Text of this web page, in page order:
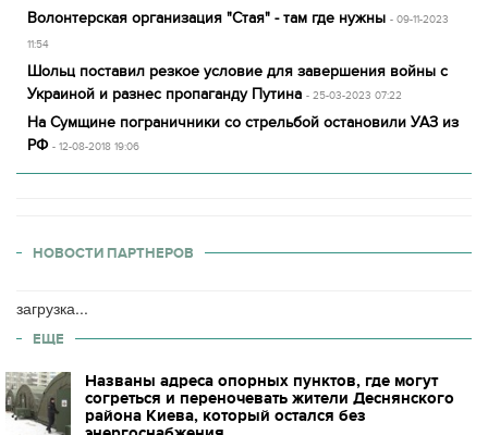
Волонтерская организация "Стая" - там где нужны - 09-11-2023
11:54
Шольц поставил резкое условие для завершения войны с
Украиной и разнес пропаганду Путина - 25-03-2023 07:22
На Сумщине пограничники со стрельбой остановили УАЗ из
РФ - 12-08-2018 19:06
НОВОСТИ ПАРТНЕРОВ
загрузка...
ЕЩЕ
Названы адреса опорных пунктов, где могут
согреться и переночевать жители Деснянского
района Киева, который остался без